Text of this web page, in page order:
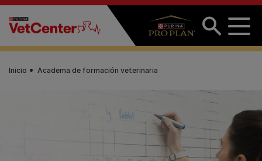
Pasar al contenido principal
Inicio Academa de formación veterinaria